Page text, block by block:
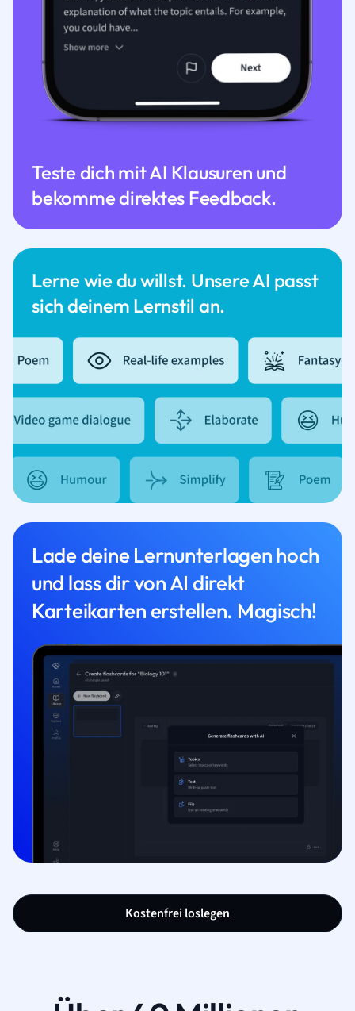
Lerne wie du willst. Unsere AI passt
sich deinem Lernstil an.
Teste dich mit AI Klausuren und
bekomme direktes Feedback.
Lade deine Lernunterlagen hoch
und lass dir von AI direkt
Karteikarten erstellen. Magisch!
Kostenfrei loslegen